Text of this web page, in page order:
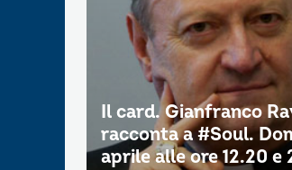
Il card. Gianfranco
racconta a #Soul.
aprile alle ore 12.20 e